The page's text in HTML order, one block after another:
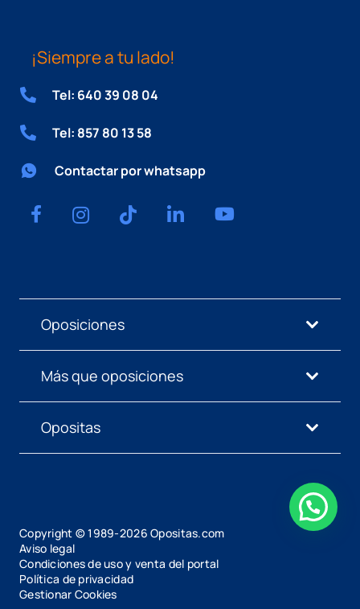
¡Siempre a tu lado!
Tel: 640 39 08 04
Tel: 857 80 13 58
Contactar por whatsapp
Oposiciones
Más que oposiciones
Opositas
Copyright © 1989-2026 Opositas.com
Aviso legal
Condiciones de uso y venta del portal
Política de privacidad
Gestionar Cookies